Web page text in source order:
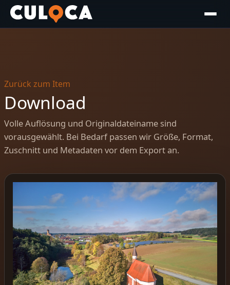
Zurück zum Item
Download
Volle Auflösung und Originaldateiname sind
vorausgewählt. Bei Bedarf passen wir Größe, Format,
Zuschnitt und Metadaten vor dem Export an.